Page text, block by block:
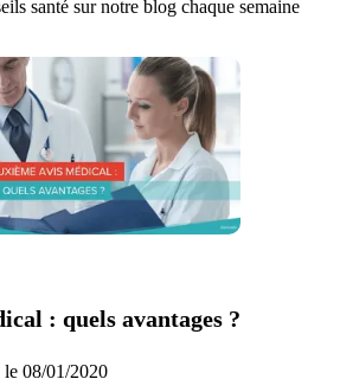
1. Inscription
votre dossier médical en parallèle
Je commence
santé sur notre blog chaque semaine
: quels avantages ?
08/01/2020